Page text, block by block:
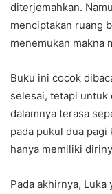
diterjemahkan.
menciptakan ruang
menemukan makna
Buku ini cocok
selesai, tetapi untuk
dalamnya terasa
pada pukul dua
hanya memiliki
Pada akhirnya,